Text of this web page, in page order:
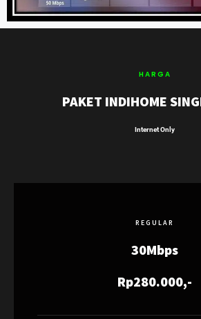
HARGA
PAKET INDIHOME
Internet Only
REGULAR
30Mbps
Rp280.000,-